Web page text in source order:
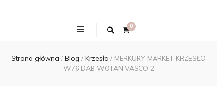
0
Strona główna / Blog / Krzesła / MERKURY MARKET KRZESŁO
W76 DĄB WOTAN VASCO 2